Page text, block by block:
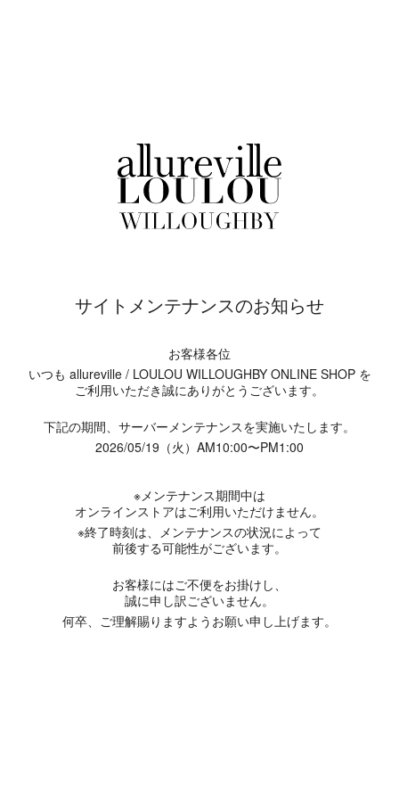
サイトメンテナンスのお知らせ
お客様各位
いつも allureville / LOULOU WILLOUGHBY ONLINE SHOP を
ご利用いただき誠にありがとうございます。
下記の期間、サーバーメンテナンスを実施いたします。
2026/05/19（火）AM10:00〜PM1:00
※メンテナンス期間中は
オンラインストアはご利用いただけません。
※終了時刻は、メンテナンスの状況によって
前後する可能性がございます。
お客様にはご不便をお掛けし、
誠に申し訳ございません。
何卒、ご理解賜りますようお願い申し上げます。